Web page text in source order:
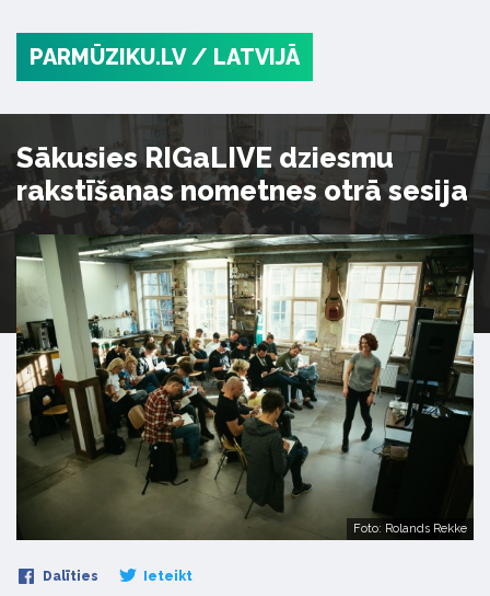
PARMŪZIKU.LV / LATVIJĀ
Sākusies RIGaLIVE dziesmu
rakstīšanas nometnes otrā sesija
Foto: Rolands Rekke
Dalīties Ieteikt